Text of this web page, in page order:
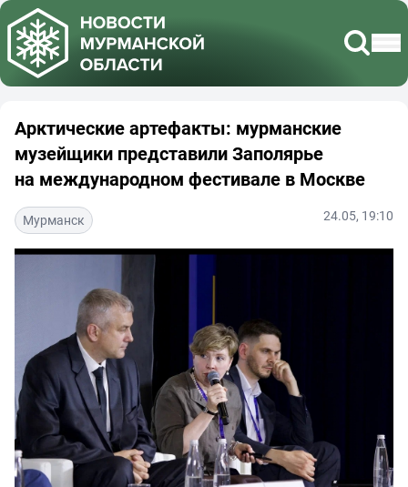
Арктические артефакты: мурманские
музейщики представили Заполярье
на международном фестивале в Москве
Мурманск 24.05, 19:10